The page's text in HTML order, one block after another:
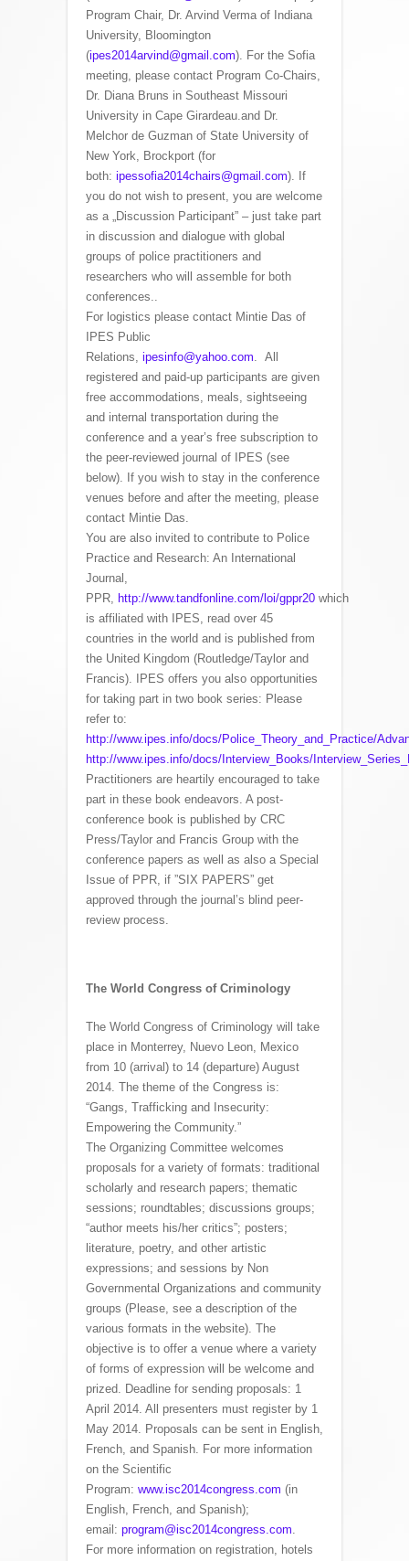
Program Chair, Dr. Arvind Verma of Indiana
University, Bloomington
(ipes2014arvind@gmail.com). For the Sofia
meeting, please contact Program Co-Chairs,
Dr. Diana Bruns in Southeast Missouri
University in Cape Girardeau.and Dr.
Melchor de Guzman of State University of
New York, Brockport (for
both: ipessofia2014chairs@gmail.com). If
you do not wish to present, you are welcome
as a „Discussion Participant” – just take part
in discussion and dialogue with global
groups of police practitioners and
researchers who will assemble for both
conferences..
For logistics please contact Mintie Das of
IPES Public
Relations, ipesinfo@yahoo.com . All
registered and paid-up participants are given
free accommodations, meals, sightseeing
and internal transportation during the
conference and a year’s free subscription to
the peer-reviewed journal of IPES (see
below). If you wish to stay in the conference
venues before and after the meeting, please
contact Mintie Das.
You are also invited to contribute to Police
Practice and Research: An International
Journal,
PPR, http://www.tandfonline.com/loi/gppr20 which
is affiliated with IPES, read over 45
countries in the world and is published from
the United Kingdom (Routledge/Taylor and
Francis). IPES offers you also opportunities
for taking part in two book series: Please
refer to:
http://www.ipes.info/docs/Police_Theory_and_Practice/
http://www.ipes.info/docs/Interview_Books/
Practitioners are heartily encouraged to take
part in these book endeavors. A post-
conference book is published by CRC
Press/Taylor and Francis Group with the
conference papers as well as also a Special
Issue of PPR, if ”SIX PAPERS” get
approved through the journal’s blind peer-
review process.
The World Congress of Criminology
The World Congress of Criminology will take
place in Monterrey, Nuevo Leon, Mexico
from 10 (arrival) to 14 (departure) August
2014. The theme of the Congress is:
“Gangs, Trafficking and Insecurity:
Empowering the Community.”
The Organizing Committee welcomes
proposals for a variety of formats: traditional
scholarly and research papers; thematic
sessions; roundtables; discussions groups;
“author meets his/her critics”; posters;
literature, poetry, and other artistic
expressions; and sessions by Non
Governmental Organizations and community
groups (Please, see a description of the
various formats in the website). The
objective is to offer a venue where a variety
of forms of expression will be welcome and
prized. Deadline for sending proposals: 1
April 2014. All presenters must register by 1
May 2014. Proposals can be sent in English,
French, and Spanish. For more information
on the Scientific
Program: www.isc2014congress.com (in
English, French, and Spanish);
email: program@isc2014congress.com
For more information on registration, hotels